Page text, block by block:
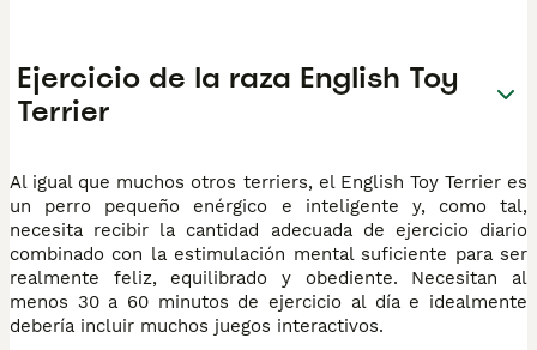
Ejercicio de la raza English Toy
Terrier
Al igual que muchos otros terriers, el English Toy Terrier es
un perro pequeño enérgico e inteligente y, como tal,
necesita recibir la cantidad adecuada de ejercicio diario
combinado con la estimulación mental suficiente para ser
realmente feliz, equilibrado y obediente. Necesitan al
menos 30 a 60 minutos de ejercicio al día e idealmente
debería incluir muchos juegos interactivos.